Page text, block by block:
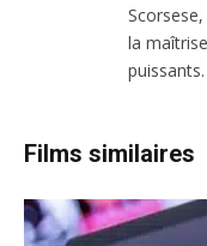
la
puissants.
Films similaires